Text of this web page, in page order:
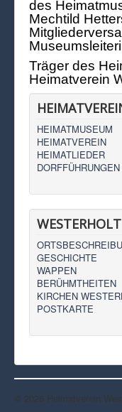
des
Mechtild
Träger des
Heimatverein
HEIMATMUSEUM
HEIMATVEREIN
HEIMATLIEDER
DORFFÜHRUNGEN
WESTERHOLT
GESCHICHTE
WAPPEN
BERÜHMTHEITEN
KIRCHEN
POSTKARTE
© 2026 Heimatverein